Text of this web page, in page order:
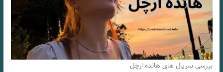
بررسی سریال های هانده ارچل